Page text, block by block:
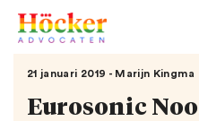
21 januari 2019 - Marijn Kingma
Eurosonic